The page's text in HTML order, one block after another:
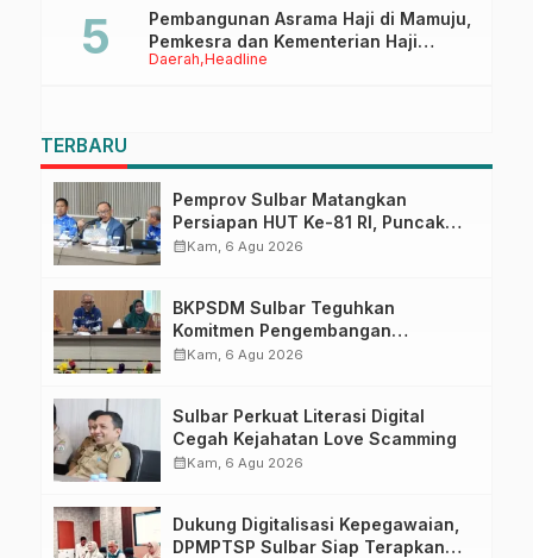
Daerah Headline
Pembangunan Asrama Haji di Mamuju,
Pemkesra dan Kementerian Haji
Sulbar Tinjau Lokasi
TERBARU
Pemprov Sulbar Matangkan
Persiapan HUT Ke-81 RI, Puncak
Upacara di Lapangan Ahmad
calendar_monthKam, 6 Agu 2026
BKPSDM Sulbar Teguhkan
Komitmen Pengembangan
Kompetensi ASN melalui
calendar_monthKam, 6 Agu 2026
Sulbar Perkuat Literasi Digital
Cegah Kejahatan Love Scamming
calendar_monthKam, 6 Agu 2026
Dukung Digitalisasi Kepegawaian,
DPMPTSP Sulbar Siap Terapkan